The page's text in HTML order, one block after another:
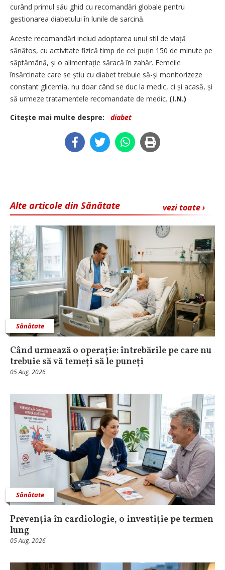
curând primul său ghid cu recomandări globale pentru
gestionarea diabetului în lunile de sarcină.
Aceste recomandări includ adoptarea unui stil de viață
sănătos, cu activitate fizică timp de cel puțin 150 de minute pe
săptămână, și o alimentație săracă în zahăr. Femeile
însărcinate care se știu cu diabet trebuie să-și monitorizeze
constant glicemia, nu doar când se duc la medic, ci și acasă, și
să urmeze tratamentele recomandate de medic. (I.N.)
Citeşte mai multe despre:
diabet
vezi toate ›
Alte articole din Sănătate
Sănătate
Când urmează o operație: întrebările pe care nu
trebuie să vă temeți să le puneți
05 Aug, 2026
Sănătate
Prevenția în cardiologie, o investiție pe termen
lung
05 Aug, 2026